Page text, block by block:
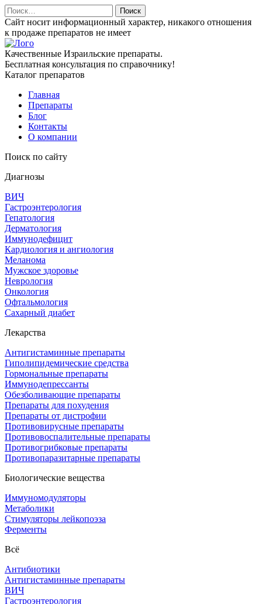
Найти:
Сайт носит информационный характер, никакого отношения
к продаже препаратов не имеет
Качественные Израильские препараты.
Бесплатная консультация по справочнику!
Каталог препаратов
Главная
Препараты
Блог
Контакты
О компании
Поиск по сайту
Диагнозы
ВИЧ
Гастроэнтерология
Гепатология
Дерматология
Иммунодефицит
Кардиология и ангиология
Меланома
Мужское здоровье
Неврология
Онкология
Офтальмология
Сахарный диабет
Лекарства
Антигистаминные препараты
Гиполипидемические средства
Гормональные препараты
Иммунодепрессанты
Обезболивающие препараты
Препараты для похудения
Препараты от дистрофии
Противовирусные препараты
Противовоспалительные препараты
Противогрибковые препараты
Противопаразитарные препараты
Биологические вещества
Иммуномодуляторы
Метаболики
Стимуляторы лейкопоэза
Ферменты
Всё
Антибиотики
Антигистаминные препараты
ВИЧ
Гастроэнтерология